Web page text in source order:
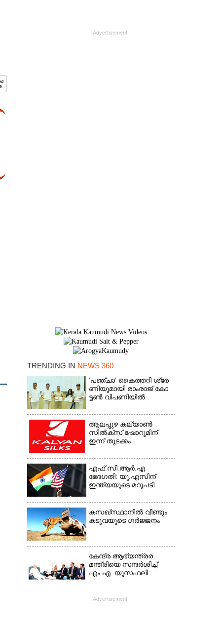
Advertisement
TRENDING IN NEWS 360
'​പ​ഞ്ചാ​'​ ​കൈ​ത്ത​റി​ ​ശ്രേ​
ണി​യു​മാ​യി​ ​രാം​രാ​ജ് ​കോ​
ട്ടൺ വിപണിയിൽ
ആലപ്പുഴ കല്യാൺ
സിൽക്‌സ് ഷോറൂമിന്
ഇന്ന് തുടക്കം
എഫ്.സി.ആർ.എ
ഭേദഗതി: യു.എസിന്
ഇന്ത്യയുടെ മറുപടി
കസഖ്‌സ്ഥാനിൽ വീണ്ടും
കടുവയുടെ ഗർജ്ജനം
കേന്ദ്ര ആഭ്യന്ത്രര
മന്ത്രിയെ സന്ദർശിച്ച്
എം.എ. യൂസഫലി
Advertisement
×